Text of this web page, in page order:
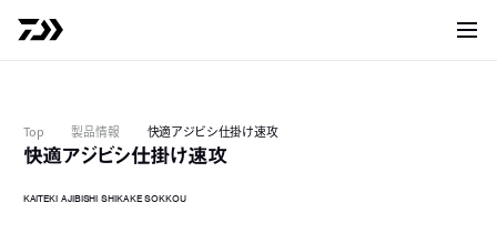
サイ
Top 製品情報 快適アジビシ仕掛け速攻
快適アジビシ仕掛け速攻
KAITEKI AJIBISHI SHIKAKE SOKKOU